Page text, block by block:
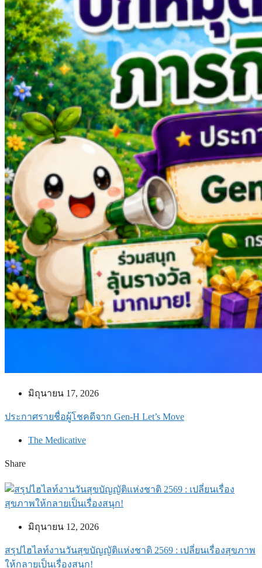
มิถุนายน 17, 2026
ประกาศรายชื่อผู้โชคดีจาก Gen-H Let’s Move
The Medicative
Share
มิถุนายน 12, 2026
สรุปไฮไลท์งานวันสุขบัญญัติแห่งชาติ 2569 : เปลี่ยนเรื่องสุขภาพ
ให้กลายเป็นเรื่องสนุก!